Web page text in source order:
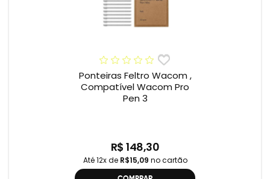
Ponteiras Feltro Wacom ,
Compatível Wacom Pro
Pen 3
R$ 148,30
Até 12x de R$15,09 no cartão